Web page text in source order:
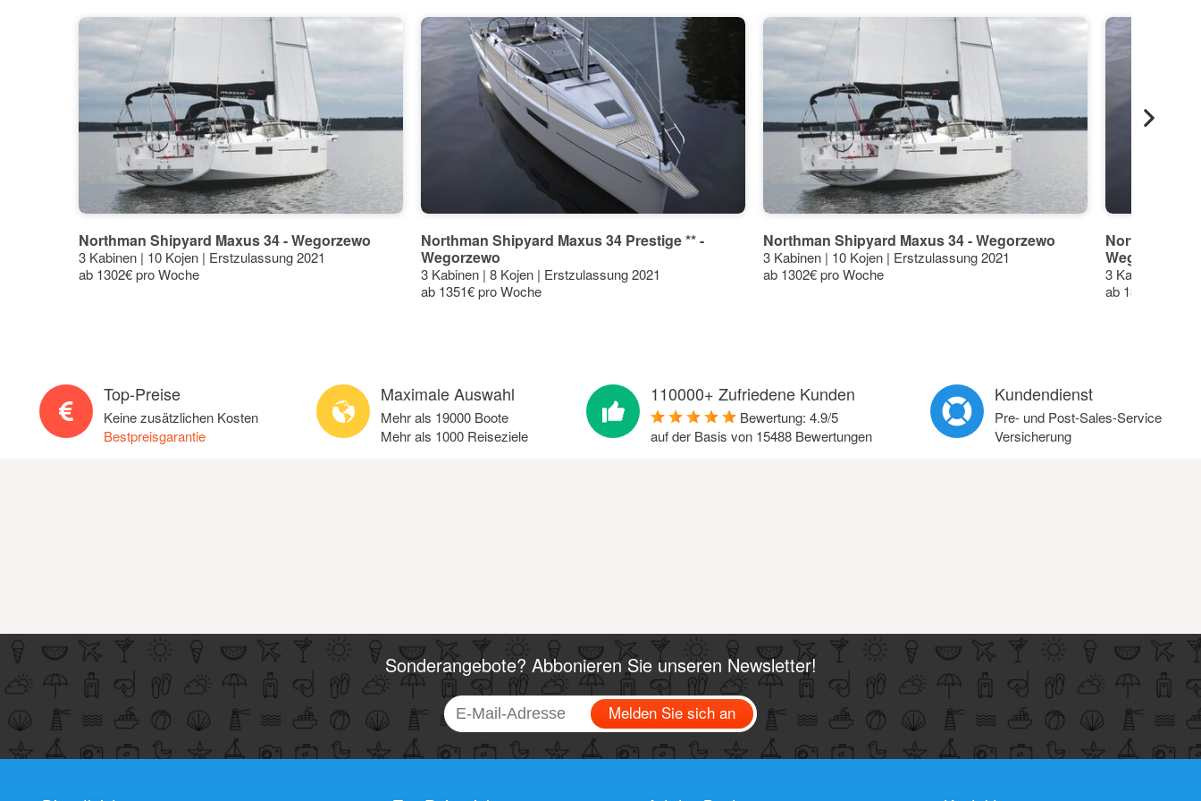
Northman Shipyard Maxus 34 - Wegorzewo
3 Kabinen | 10 Kojen | Erstzulassung 2021
ab 1302€ pro Woche
Northman Shipyard Maxus 34 Prestige ** -
Wegorzewo
3 Kabinen | 8 Kojen | Erstzulassung 2021
ab 1351€ pro Woche
Northman Shipyard Maxus 34 - Wegorzewo
3 Kabinen | 10 Kojen | Erstzulassung 2021
ab 1302€ pro Woche
Northman
Wegorzewo
3 Kabinen | 8
ab 1351€ pro
Top-Preise
Keine zusätzlichen Kosten
Bestpreisgarantie
Maximale Auswahl
Mehr als 19000 Boote
Mehr als 1000 Reiseziele
110000+ Zufriedene Kunden
Bewertung: 4.9/5
auf der Basis von 15488Bewertungen
Kundendienst
Pre- und Post-Sales-Service
Versicherung
Sonderangebote? Abbonieren Sie unseren Newsletter!
Melden Sie sich an